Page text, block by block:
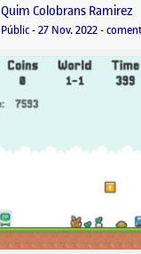
Programacion
Publicat per
Quim Colobrans Ramirez
Visibilitat:
Públic-Data de publicació
27 Nov. 2022-